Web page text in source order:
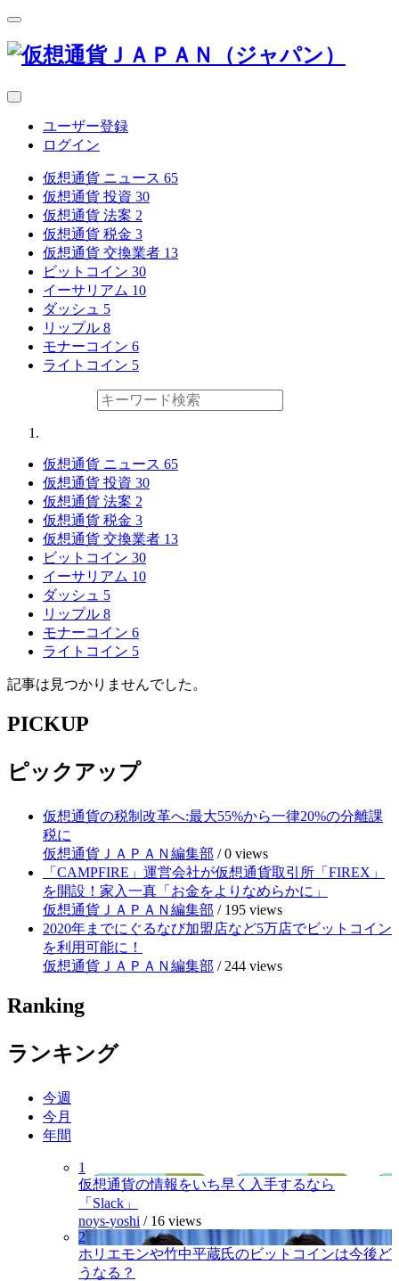
ユーザー登録
ログイン
仮想通貨 ニュース 65
仮想通貨 投資 30
仮想通貨 法案 2
仮想通貨 税金 3
仮想通貨 交換業者 13
ビットコイン 30
イーサリアム 10
ダッシュ 5
リップル 8
モナーコイン 6
ライトコイン 5
仮想通貨 ニュース 65
仮想通貨 投資 30
仮想通貨 法案 2
仮想通貨 税金 3
仮想通貨 交換業者 13
ビットコイン 30
イーサリアム 10
ダッシュ 5
リップル 8
モナーコイン 6
ライトコイン 5
記事は見つかりませんでした。
PICKUP
ピックアップ
仮想通貨の税制改革へ:最大55%から一律20%の分離課
税に
仮想通貨ＪＡＰＡＮ編集部 /0 views
「CAMPFIRE」運営会社が仮想通貨取引所「FIREX」
を開設！家入一真「お金をよりなめらかに」
仮想通貨ＪＡＰＡＮ編集部 / 195 views
2020年までにぐるなび加盟店など5万店でビットコイン
を利用可能に！
仮想通貨ＪＡＰＡＮ編集部 / 244 views
Ranking
ランキング
今週
今月
年間
1
仮想通貨の情報をいち早く入手するなら
「Slack」
noys-yoshi / 16 views
2
ホリエモンや竹中平蔵氏のビットコインは今後ど
うなる？